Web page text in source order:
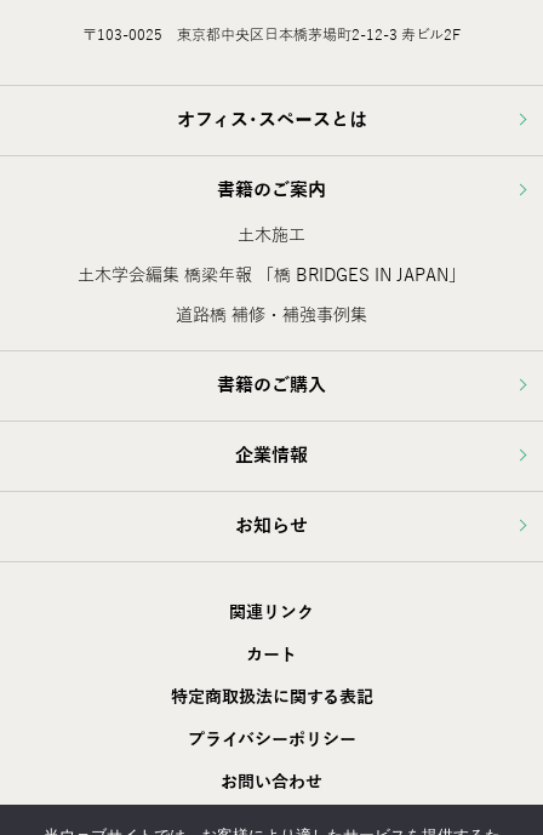
〒103-0025 東京都中央区日本橋茅場町2-12-3 寿ビル2F
オフィス･スペースとは
書籍のご案内
土木施工
土木学会編集 橋梁年報 「橋 BRIDGES IN JAPAN」
道路橋 補修・補強事例集
書籍のご購入
企業情報
お知らせ
関連リンク
カート
特定商取扱法に関する表記
プライバシーポリシー
お問い合わせ
採用情報